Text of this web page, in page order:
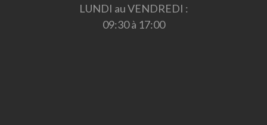
LUNDI au VENDREDI :
09:30 à 17:00